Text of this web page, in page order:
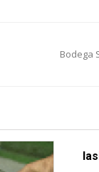
Bodega